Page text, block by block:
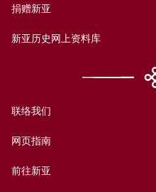
捐赠新亚
新亚历史网上资料库
联络我们
网页指南
前往新亚